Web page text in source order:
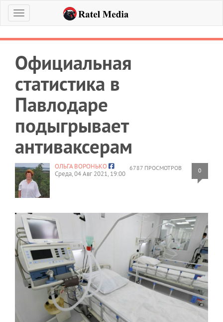
Меню
Официальная
статистика в
Павлодаре
подыгрывает
антиваксерам
6787 ПРОСМОТРОВ 0
ОЛЬГА ВОРОНЬКО
Среда, 04 Авг 2021, 19:00